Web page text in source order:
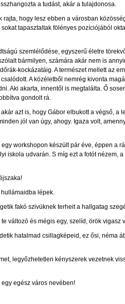
a tudást, akár a tulajdonosa.
rajta, hogy lesz ebben a városban
tapasztaltak fölényes pozíciójából
szemlélődése, egyszerű életre
bármilyen, számára akár nem is
kockázatáig. A természet mellett az
A közéletből nemrég kivonta
Aki akarta, innentől is megtalálta. Ő
gondolt rá.
azt is, hogy Gábor elbukott a végső,
jól van úgy, ahogy. Igaza volt,
workshopon készült pár éve, éppen a
iskola udvarán. S míg ezt a fotót nézem,
lépek.
fakó szivüknek terheit a hallgatag
változó és mégis egy, szelíd, örök
hatalmad csillagképeid, ez ősi, néma
legyőzhetetlen kényszerek vezetnek
egész város nevében!